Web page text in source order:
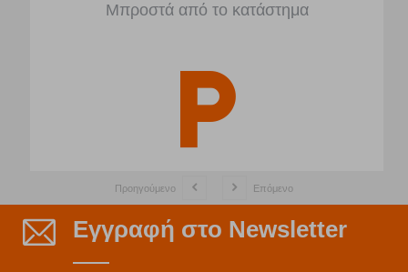
Μπροστά από το κατάστημα
Προηγούμενο Επόμενο
Εγγραφή στο Newsletter